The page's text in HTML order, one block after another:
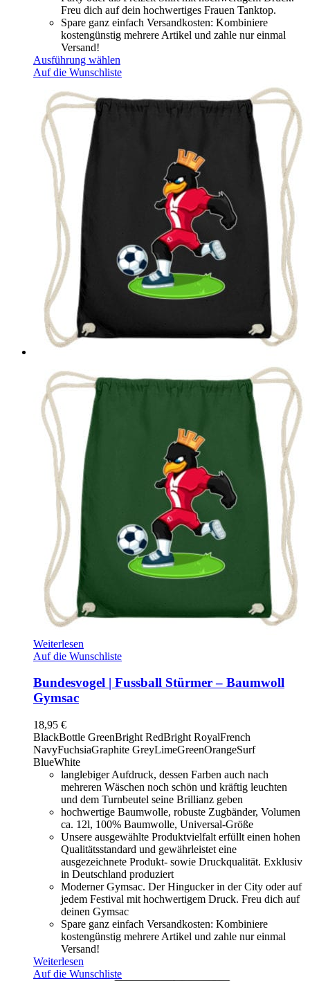
Freu dich auf dein hochwertiges Frauen Tanktop.
Spare ganz einfach Versandkosten: Kombiniere
kostengünstig mehrere Artikel und zahle nur einmal
Versand!
Ausführung wählen
Auf die Wunschliste
Weiterlesen
Auf die Wunschliste
Bundesvogel | Fussball Stürmer – Baumwoll
Gymsac
18,95 €
BlackBottle GreenBright RedBright RoyalFrench
NavyFuchsiaGraphite GreyLimeGreenOrangeSurf
BlueWhite
langlebiger Aufdruck, dessen Farben auch nach
mehreren Wäschen noch schön und kräftig leuchten
und dem Turnbeutel seine Brillianz geben
hochwertige Baumwolle, robuste Zugbänder, Volumen
ca. 12l, 100% Baumwolle, Universal-Größe
Unsere ausgewählte Produktvielfalt erfüllt einen hohen
Qualitätsstandard und gewährleistet eine
ausgezeichnete Produkt- sowie Druckqualität. Exklusiv
in Deutschland produziert
Moderner Gymsac. Der Hingucker in der City oder auf
jedem Festival mit hochwertigem Druck. Freu dich auf
deinen Gymsac
Spare ganz einfach Versandkosten: Kombiniere
kostengünstig mehrere Artikel und zahle nur einmal
Versand!
Weiterlesen
Auf die Wunschliste